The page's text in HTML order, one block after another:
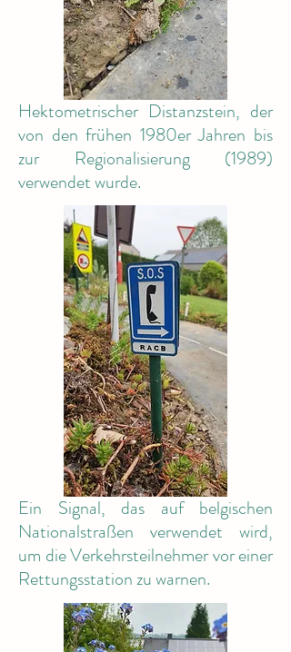
Hektometrischer Distanzstein, der
von den frühen 1980er Jahren bis
zur Regionalisierung (1989)
verwendet wurde.
Ein Signal, das auf belgischen
Nationalstraßen verwendet wird,
um die Verkehrsteilnehmer vor einer
Rettungsstation zu warnen.